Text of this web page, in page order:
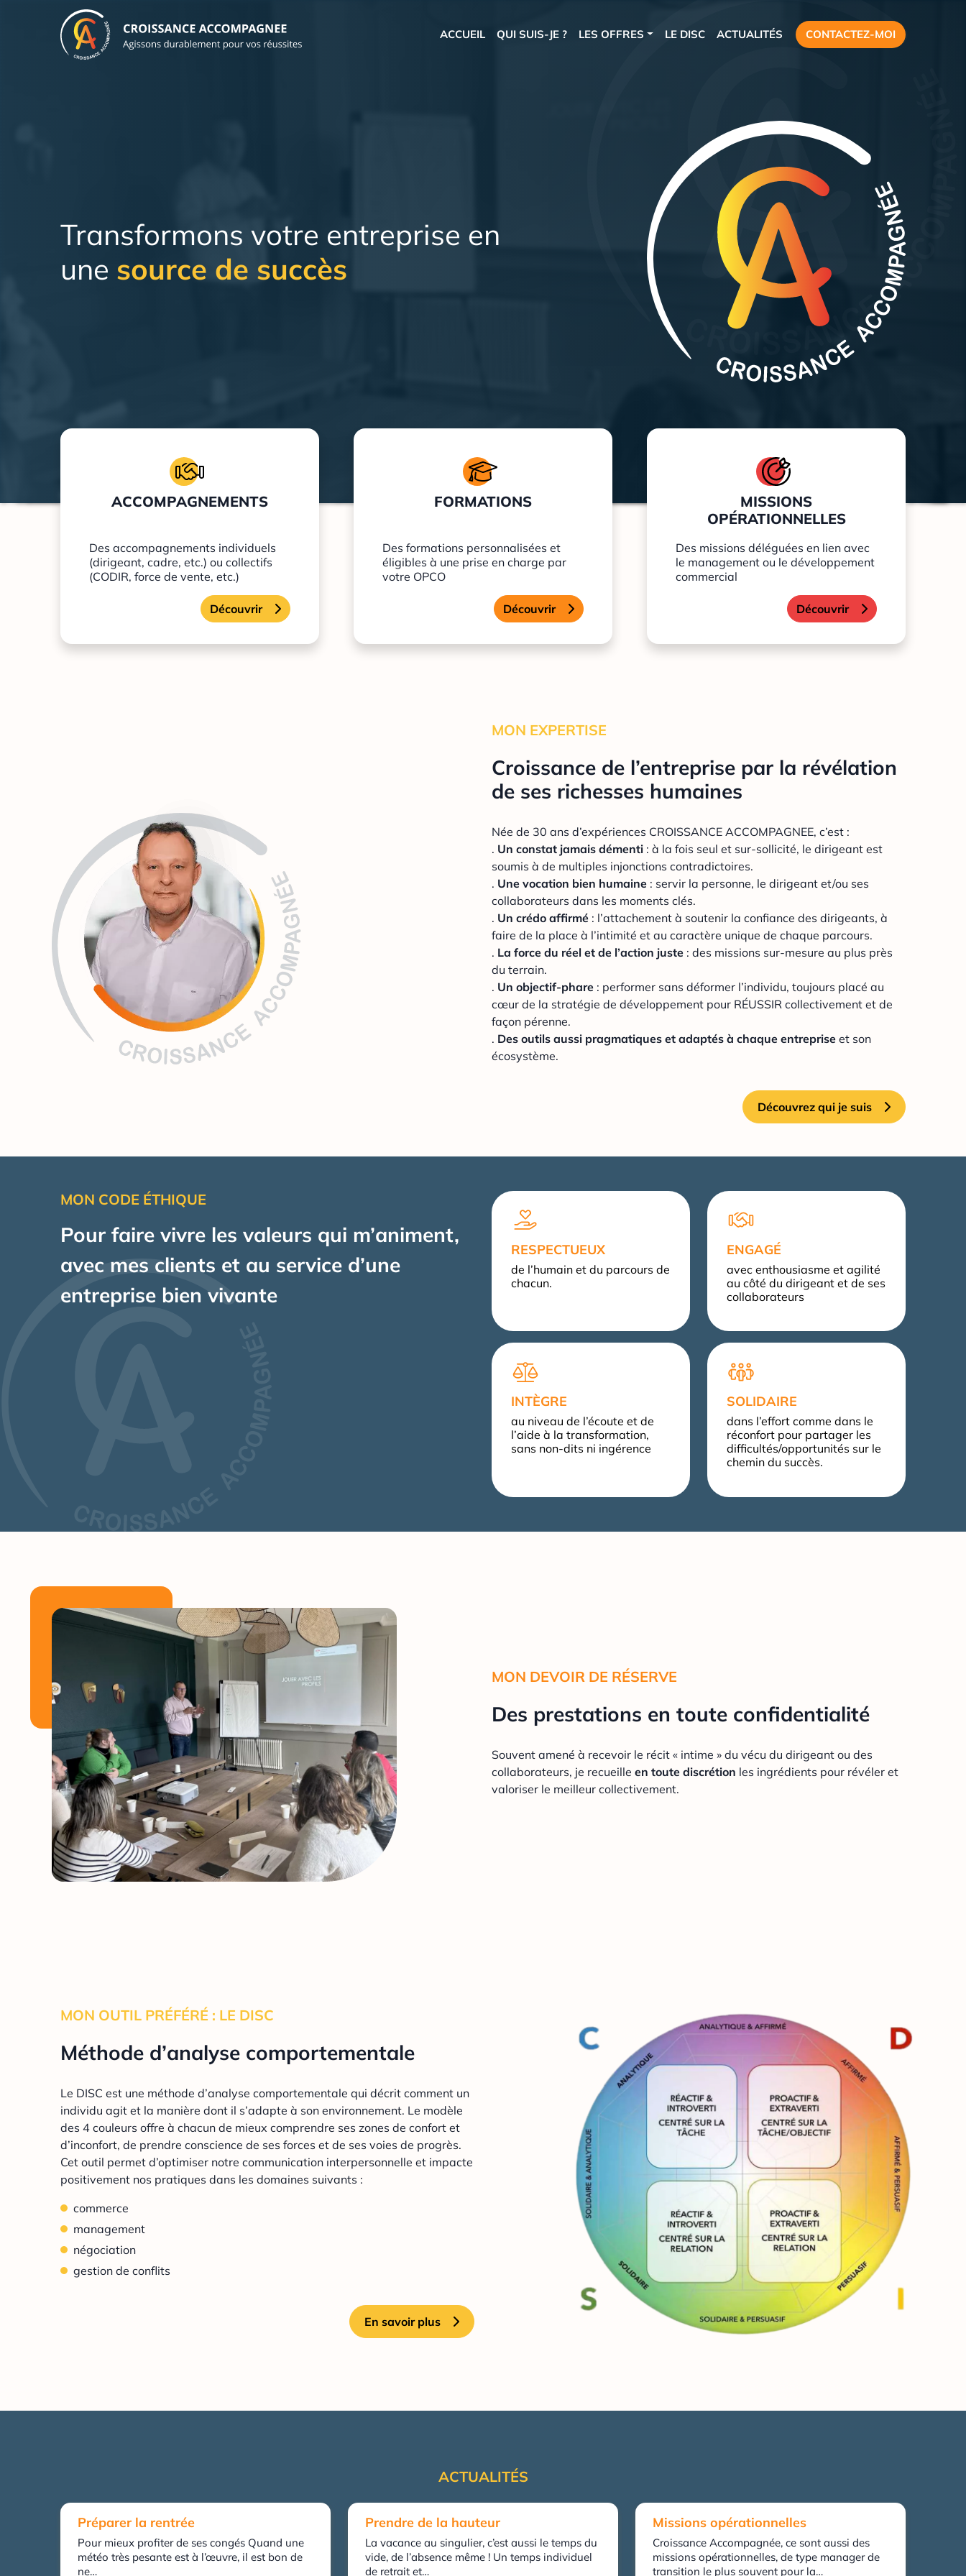
ACCUEIL QUI SUIS-JE ? LES OFFRES LE DISC ACTUALITÉS CONTACTEZ-MOI
Transformons votre entreprise en
une source de succès
ACCOMPAGNEMENTS
Des accompagnements individuels
(dirigeant, cadre, etc.) ou collectifs
(CODIR, force de vente, etc.)
Découvrir
FORMATIONS
Des formations personnalisées et
éligibles à une prise en charge par
votre OPCO
Découvrir
MISSIONS
OPÉRATIONNELLES
Des missions déléguées en lien avec
le management ou le développement
commercial
Découvrir
MON EXPERTISE
Croissance de l’entreprise par la révélation
de ses richesses humaines
Née de 30 ans d’expériences CROISSANCE ACCOMPAGNEE, c’est :
. Un constat jamais démenti : à la fois seul et sur-sollicité, le dirigeant est
soumis à de multiples injonctions contradictoires.
. Une vocation bien humaine : servir la personne, le dirigeant et/ou ses
collaborateurs dans les moments clés.
. Un crédo affirmé : l’attachement à soutenir la confiance des dirigeants, à
faire de la place à l’intimité et au caractère unique de chaque parcours.
. La force du réel et de l’action juste : des missions sur-mesure au plus près
du terrain.
. Un objectif-phare : performer sans déformer l’individu, toujours placé au
cœur de la stratégie de développement pour RÉUSSIR collectivement et de
façon pérenne.
. Des outils aussi pragmatiques et adaptés à chaque entreprise et son
écosystème.
Découvrez qui je suis
MON CODE ÉTHIQUE
Pour faire vivre les valeurs qui m’animent,
avec mes clients et au service d’une
entreprise bien vivante
RESPECTUEUX
de l’humain et du parcours de
chacun.
ENGAGÉ
avec enthousiasme et agilité
au côté du dirigeant et de ses
collaborateurs
INTÈGRE
au niveau de l’écoute et de
l’aide à la transformation,
sans non-dits ni ingérence
SOLIDAIRE
dans l’effort comme dans le
réconfort pour partager les
difficultés/opportunités sur le
chemin du succès.
MON DEVOIR DE RÉSERVE
Des prestations en toute confidentialité
Souvent amené à recevoir le récit « intime » du vécu du dirigeant ou des
collaborateurs, je recueille en toute discrétion les ingrédients pour révéler et
valoriser le meilleur collectivement.
MON OUTIL PRÉFÉRÉ : LE DISC
Méthode d’analyse comportementale
Le DISC est une méthode d’analyse comportementale qui décrit comment un
individu agit et la manière dont il s’adapte à son environnement. Le modèle
des 4 couleurs offre à chacun de mieux comprendre ses zones de confort et
d’inconfort, de prendre conscience de ses forces et de ses voies de progrès.
Cet outil permet d’optimiser notre communication interpersonnelle et impacte
positivement nos pratiques dans les domaines suivants :
commerce
management
négociation
gestion de conflits
En savoir plus
ACTUALITÉS
Préparer la rentrée
Pour mieux profiter de ses congés Quand une
météo très pesante est à l’œuvre, il est bon de
ne…
Prendre de la hauteur
La vacance au singulier, c’est aussi le temps du
vide, de l’absence même ! Un temps individuel
de retrait et…
Missions opérationnelles
Croissance Accompagnée, ce sont aussi des
missions opérationnelles, de type manager de
transition le plus souvent pour la…